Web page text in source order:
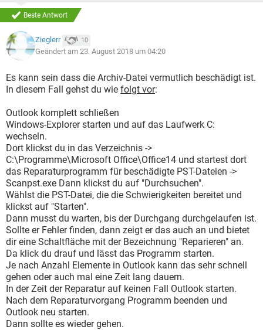
Beste Antwort
Zieglerr 10
Geändert am 23. August 2018 um 04:20
Es kann sein dass die Archiv-Datei vermutlich beschädigt ist.
In diesem Fall gehst du wie folgt vor:
Outlook komplett schließen
Windows-Explorer starten und auf das Laufwerk C:
wechseln.
Dort klickst du in das Verzeichnis ->
C:\Programme\Microsoft Office\Office14 und startest dort
das Reparaturprogramm für beschädigte PST-Dateien ->
Scanpst.exe Dann klickst du auf "Durchsuchen".
Wählst die PST-Datei, die die Schwierigkeiten bereitet und
klickst auf "Starten".
Dann musst du warten, bis der Durchgang durchgelaufen ist.
Sollte er Fehler finden, dann zeigt er das auch an und bietet
dir eine Schaltfläche mit der Bezeichnung "Reparieren" an.
Da klick du drauf und lässt das Programm starten.
Je nach Anzahl Elemente in Outlook kann das sehr schnell
gehen oder auch mal eine Zeit lang dauern.
In der Zeit der Reparatur auf keinen Fall Outlook starten.
Nach dem Reparaturvorgang Programm beenden und
Outlook neu starten.
Dann sollte es wieder gehen.